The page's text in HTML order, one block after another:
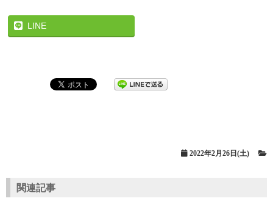
LINE
2022年2月26日(土)
関連記事